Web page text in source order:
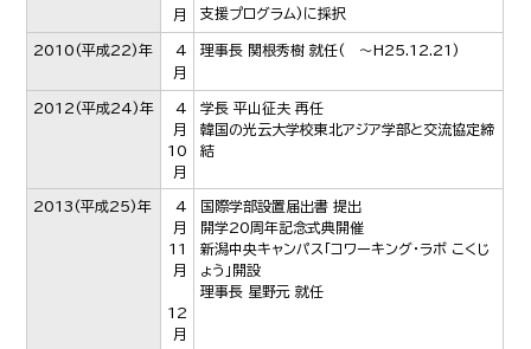
月
支援プログラム)に採択
2010(平成22)年
4
月
理事長 関根秀樹 就任( ～H25.12.21)
2012(平成24)年
4
月
10
月
学長 平山征夫 再任
韓国の光云大学校東北アジア学部と交流協定締
結
2013(平成25)年
4
月
11
月
12
月
国際学部設置届出書 提出
開学20周年記念式典開催
新潟中央キャンパス「コワーキング・ラボ こくじ
ょう」開設
理事長 星野元 就任